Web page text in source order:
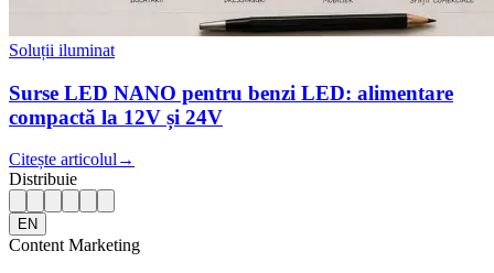
Soluții iluminat
Surse LED NANO pentru benzi LED: alimentare
compactă la 12V și 24V
Citește articolul →
Distribuie
EN
Content Marketing